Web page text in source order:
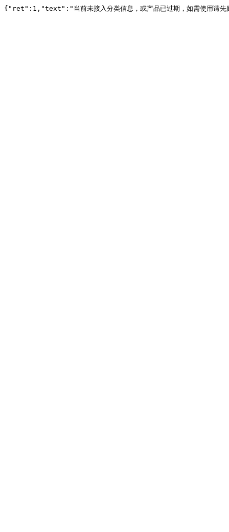
{"ret":1,"text":"当前未接入分类信息，或产品已过期，如需